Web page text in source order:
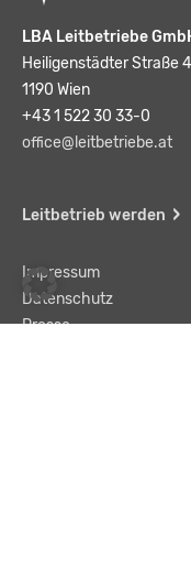
LBA Leitbetriebe
Heiligenstädter Straße
1190 Wien
+43 1 522 30 33-0
office@leitbetriebe.at
Leitbetrieb werden
Impressum
Datenschutz
Presse